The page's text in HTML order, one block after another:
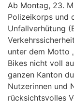
Ab Montag, 23.
Polizeikorps und
Unfallverhütung
unter dem Motto
Bikes nicht voll
ganzen Kanton
Nutzerinnen und
rücksichtsvolles